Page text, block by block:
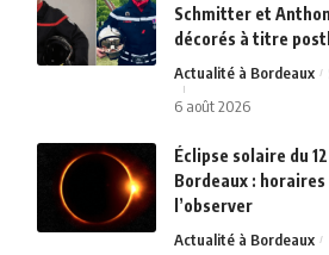
Schmitter et
décorés à titre
Actualité à Bordeaux
6 août 2026
Éclipse solaire du
Bordeaux :
l’observer
Actualité à Bordeaux